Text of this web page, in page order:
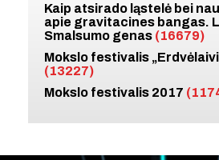
Kaip atsirado ląstelė bei
apie gravitacines bangas.
Smalsumo genas (16679)
Mokslo festivalis
(13227)
Mokslo festivalis 2017